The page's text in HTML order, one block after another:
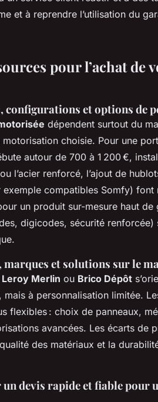
et à reprendre l’utilisation du
pour l’achat de
configurations et options de
dépendent surtout du
choisie. Pour une
autour de 700 à 1 200 €,
ou l’acier renforcé, l’ajout de
exemple compatibles Somfy)
un produit sur-mesure haut de
digicodes, sécurité renforcée)
marques et solutions sur le
Leroy Merlin ou Brico Dépôt
à personnalisation limitée.
flexibles : choix de panneaux,
avancées. Les écarts de
des matériaux et la
devis rapide et fiable pour